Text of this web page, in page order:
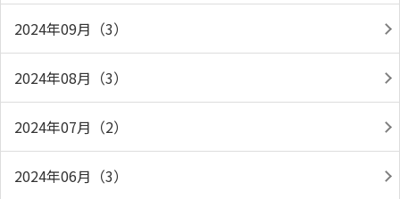
2024年09月（3）
2024年08月（3）
2024年07月（2）
2024年06月（3）